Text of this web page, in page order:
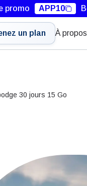
promo APP10
un plan À
30 jours 15 Go